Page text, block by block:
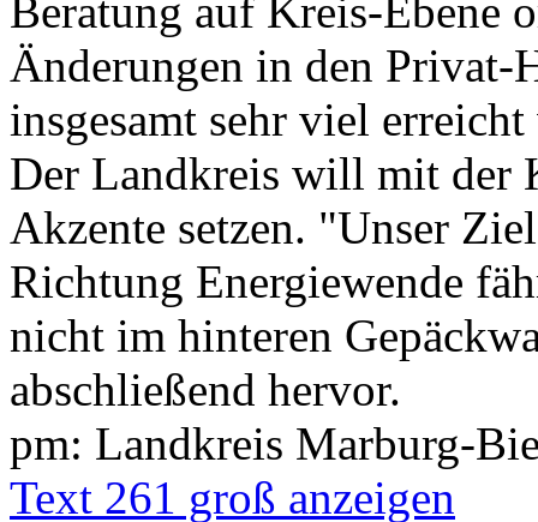
Beratung auf Kreis-Ebene
Änderungen in den Privat-
insgesamt sehr viel
Der Landkreis will mit der
Akzente setzen. "Unser
Richtung Energiewende
nicht im hinteren
abschließend hervor.
pm: Landkreis Marburg-
Text 261 groß anzeigen